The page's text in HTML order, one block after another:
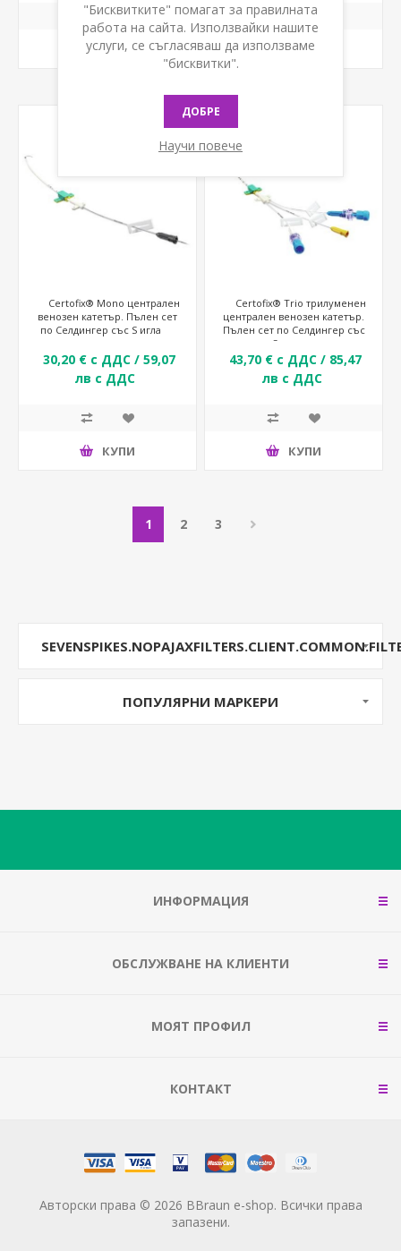
КУПИ КУПИ
Certofix® Mono централен
венозен катетър. Пълен сет
по Селдингер със S игла
30,20 € с ДДС / 59,07
лв с ДДС
КУПИ
Certofix® Trio трилуменен
централен венозен катетър.
Пълен сет по Селдингер със
S игла
43,70 € с ДДС / 85,47
лв с ДДС
КУПИ
1 2 3
ПОПУЛЯРНИ МАРКЕРИ
ИНФОРМАЦИЯ
ОБСЛУЖВАНЕ НА КЛИЕНТИ
МОЯТ ПРОФИЛ
КОНТАКТ
Авторски права © 2026 BBraun e-shop. Всички права
запазени.
"Бисквитките" помагат за правилната
работа на сайта. Използвайки нашите
услуги, се съгласяваш да използваме
"бисквитки".
ДОБРЕ
Научи повече